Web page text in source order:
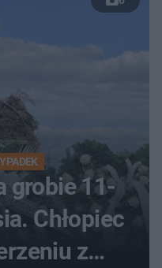
grobie 11-
Chłopiec
z